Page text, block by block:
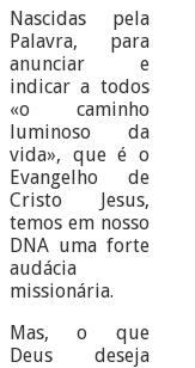
Nascidas pela
Palavra, para
anunciar e
indicar a todos
«o caminho
luminoso da
vida», que é o
Evangelho de
Cristo Jesus,
temos em nosso
DNA uma forte
audácia
missionária.
Mas, o que
Deus deseja